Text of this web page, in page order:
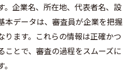
。企業名、所在地、代表者名、設
本データは、審査員が企業を把握
ります。これらの情報は正確かつ
ことで、審査の過程をスムーズに